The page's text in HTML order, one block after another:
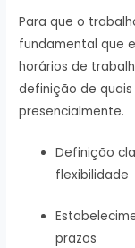
Para que o
fundamental que
horários de
definição de
presencialmente.
Definição
flexibilidade
prazos